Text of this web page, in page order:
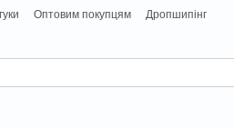
Оптовим покупцям
Дропшипінг